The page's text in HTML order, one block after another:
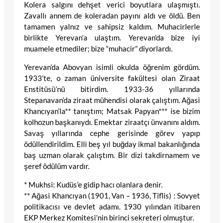
Kolera salgını dehşet verici boyutlara ulaşmıştı.
Zavallı annem de koleradan payını aldı ve öldü. Ben
tamamen yalnız ve sahipsiz kaldım. Muhacirlerle
birlikte Yerevan’a ulaştım. Yerevan’da bize iyi
muamele etmediler; bize “muhacir” diyorlardı.
Yerevan’da Abovyan isimli okulda öğrenim gördüm.
1933’te, o zaman üniversite fakültesi olan Ziraat
Enstitüsü’nü bitirdim. 1933-36 yıllarında
Stepanavan’da ziraat mühendisi olarak çalıştım. Ağasi
Khancıyan’la** tanıştım; Matsak Papyan*** ise bizim
kolhozun başkanıydı. Emektar ziraatçı ünvanını aldım.
Savaş yıllarında cephe gerisinde görev yapıp
ödüllendirildim. Elli beş yıl buğday ikmal bakanlığında
baş uzman olarak çalıştım. Bir dizi takdirnamem ve
şeref ödülüm vardır.
* Mukhsi: Kudüs’e gidip hacı olanlara denir.
** Ağasi Khancıyan (1901, Van – 1936, Tiflis) : Sovyet
politikacısı ve devlet adamı. 1930 yılından itibaren
EKP Merkez Komitesi’nin birinci sekreteri olmuştur.